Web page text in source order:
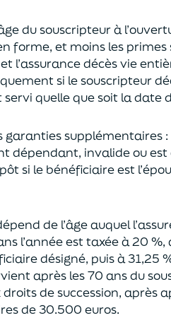
du souscripteur à
forme, et moins les primes
l’assurancedécèsvie
si le souscripteur
servi quelle que soit la date
garanties supplémentaires
dépendant, invalide ouest
si le bénéficiaire est
de l’âgeauquel
l’année esttaxée à 20 %,
désigné, puis à 31,25
après les 70 ans du
de succession, après
de 30.500 euros.